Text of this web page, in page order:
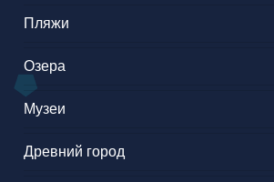
Пляжи
Озера
Музеи
Древний город